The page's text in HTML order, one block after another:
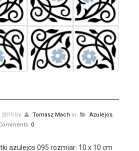
by Tomasz Mach in Azulejos
0
azulejos 095 rozmiar: 10 x 10 cm